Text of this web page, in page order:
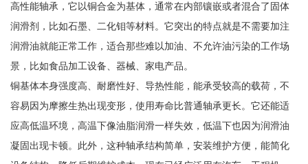
高性能轴承，它以铜合金为基体，通常在内部镶嵌或者混合了固体
润滑剂，比如石墨、二化钼等材料。它突出的特点就是不需要加注
润滑油就能正常工作，适合那些难以加油、不允许油污染的工作场
景，比如食品加工设备、器械、家电产品。
铜基体本身强度高、耐磨性好、导热性能，能承受较高的载荷，不
容易因为摩擦生热出现变形，使用寿命比普通轴承更长。它还能适
应高低温环境，高温下像油脂润滑一样失效，低温下也因为润滑油
凝固出现卡顿。此外，这种轴承结构简单，安装维护方便，能简化